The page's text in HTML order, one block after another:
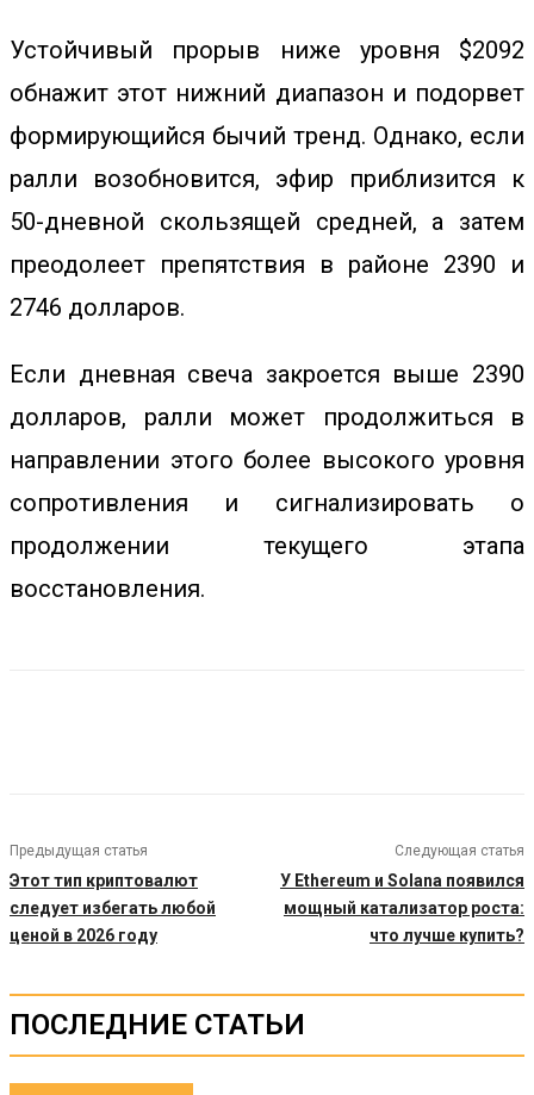
Устойчивый прорыв ниже уровня $2092
обнажит этот нижний диапазон и подорвет
формирующийся бычий тренд. Однако, если
ралли возобновится, эфир приблизится к
50-дневной скользящей средней, а затем
преодолеет препятствия в районе 2390 и
2746 долларов.
Если дневная свеча закроется выше 2390
долларов, ралли может продолжиться в
направлении этого более высокого уровня
сопротивления и сигнализировать о
продолжении текущего этапа
восстановления.
Предыдущая статья
Этот тип криптовалют
следует избегать любой
ценой в 2026 году
Следующая статья
У Ethereum и Solana появился
мощный катализатор роста:
что лучше купить?
ПОСЛЕДНИЕ СТАТЬИ